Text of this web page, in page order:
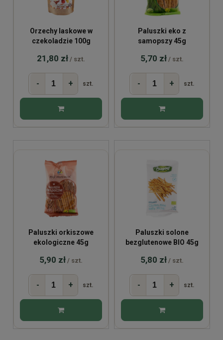
Orzechy laskowe w
czekoladzie 100g
21,80 zł / szt.
- + szt.
Paluszki eko z
samopszy 45g
5,70 zł / szt.
- + szt.
Paluszki orkiszowe
ekologiczne 45g
5,90 zł / szt.
- + szt.
Paluszki solone
bezglutenowe BIO 45g
5,80 zł / szt.
- + szt.